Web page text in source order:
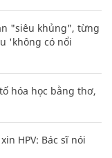
"siêu khủng", từng
'không có nổi
hóa học bằng thơ,
HPV: Bác sĩ nói